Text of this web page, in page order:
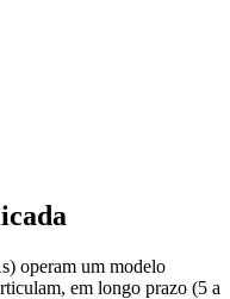
operam um modelo
em longo prazo (5 a